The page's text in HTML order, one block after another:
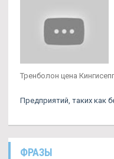
Тренболон цена
Предприятий, таких как
ФРАЗЫ